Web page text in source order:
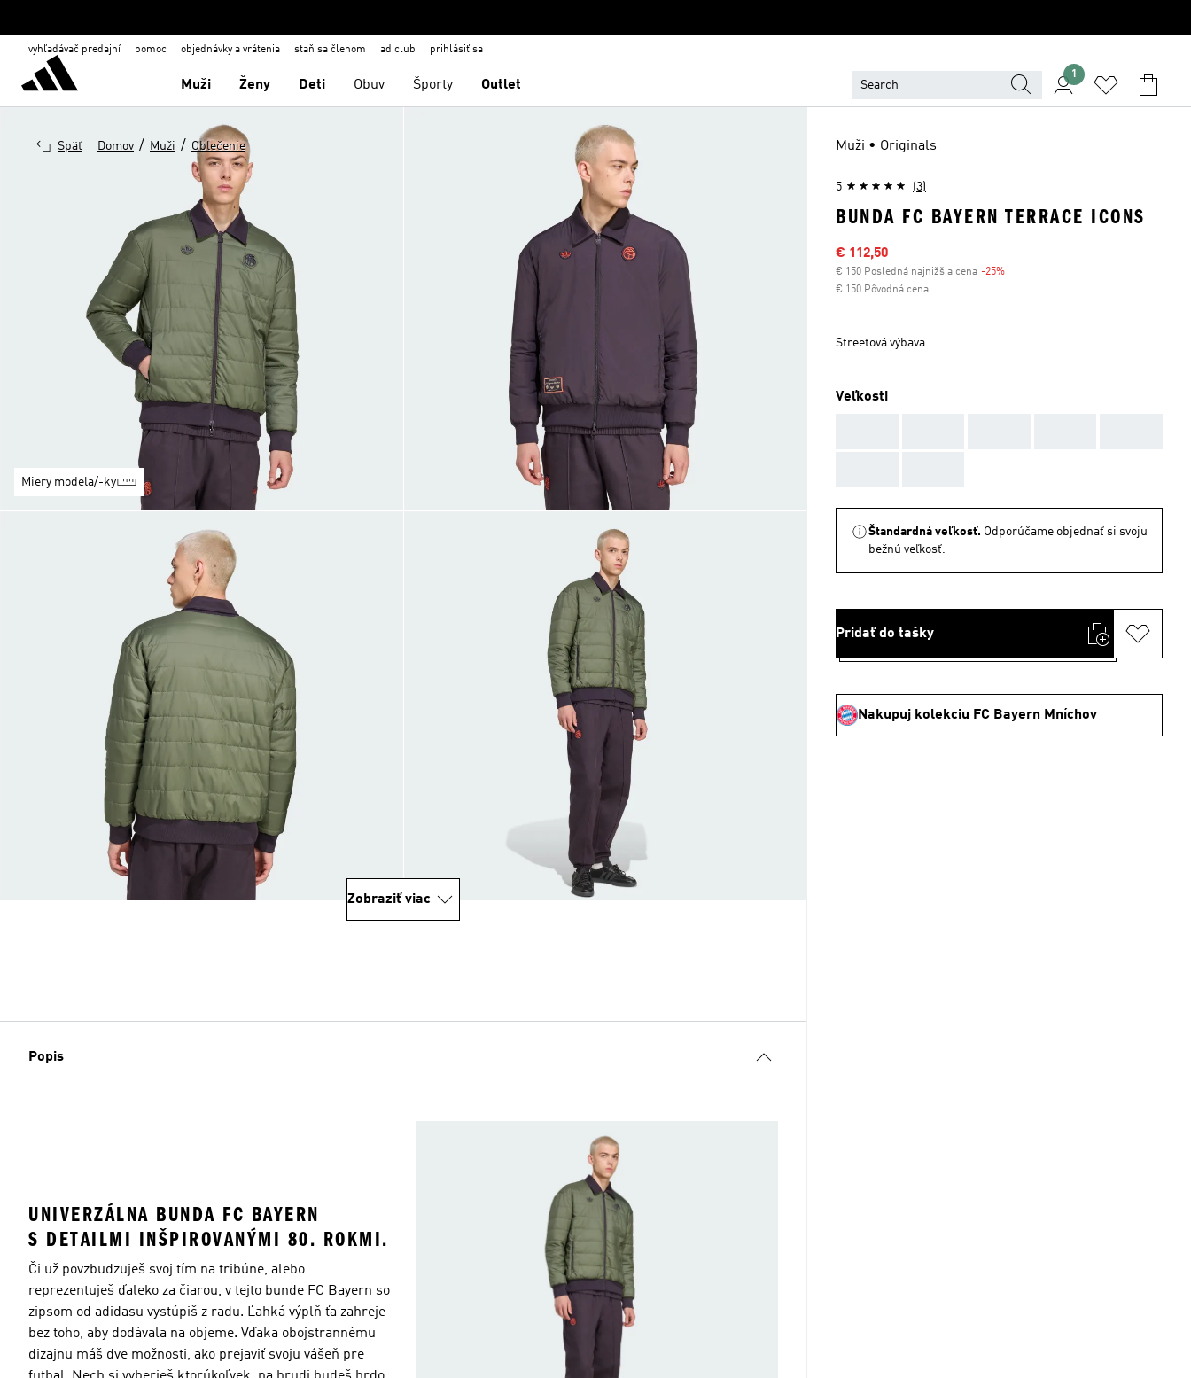
vyhľadávač predajní pomoc objednávky a vrátenia staň sa členom adiclub prihlásiť sa
Muži Ženy Deti Obuv Športy Outlet
1
Späť Domov / Muži / Oblečenie
Miery modela/-ky
Zobraziť viac
Popis
UNIVERZÁLNA BUNDA FC BAYERN
S DETAILMI INŠPIROVANÝMI 80. ROKMI.
Či už povzbudzuješ svoj tím na tribúne, alebo
reprezentuješ ďaleko za čiarou, v tejto bunde FC Bayern so
zipsom od adidasu vystúpiš z radu. Ľahká výplň ťa zahreje
bez toho, aby dodávala na objeme. Vďaka obojstrannému
dizajnu máš dve možnosti, ako prejaviť svoju vášeň pre
Muži • Originals
5 (3)
BUNDA FC BAYERN TERRACE ICONS
Výpredajová cena
€ 112,50
€ 150 Posledná najnižšia cena -25%
€ 150 Pôvodná cena
Streetová výbava
Veľkosti
Štandardná veľkosť. Odporúčame objednať si svoju
bežnú veľkosť.
Pridať do tašky
Nakupuj kolekciu FC Bayern Mníchov